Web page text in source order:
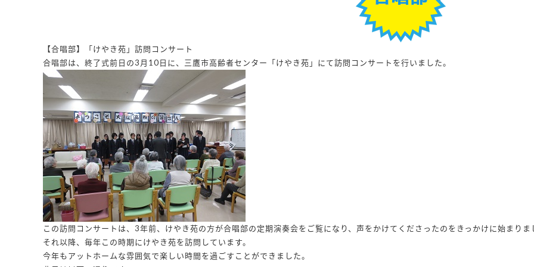
【合唱部】「けやき苑」訪問コンサート
合唱部は、終了式前日の3月10日に、三鷹市高齢者センター「けやき苑」にて訪問コンサートを行いました。
この訪問コンサートは、3年前、けやき苑の方が合唱部の定期演奏会をご覧になり、声をかけてくださったのをきっかけに始まりま
それ以降、毎年この時期にけやき苑を訪問しています。
今年もアットホームな雰囲気で楽しい時間を過ごすことができました。